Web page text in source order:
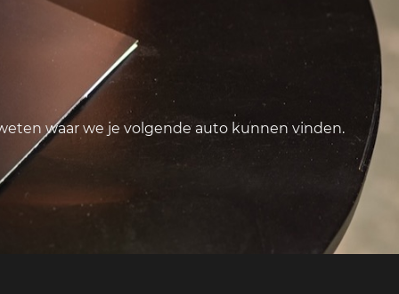
waar we je volgende auto kunnen vinden.